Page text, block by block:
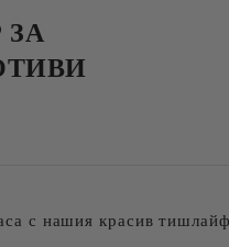
с нашия красив